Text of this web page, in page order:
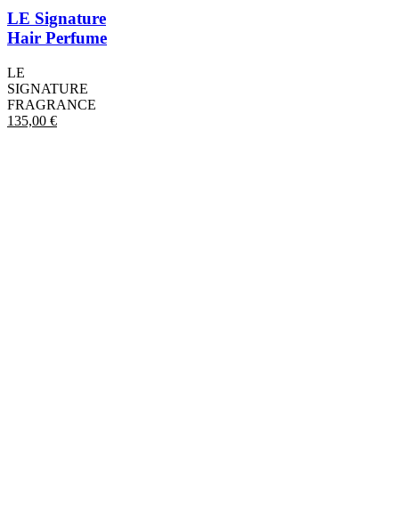
LE Signature
Hair Perfume
LE
SIGNATURE
FRAGRANCE
135,00 €